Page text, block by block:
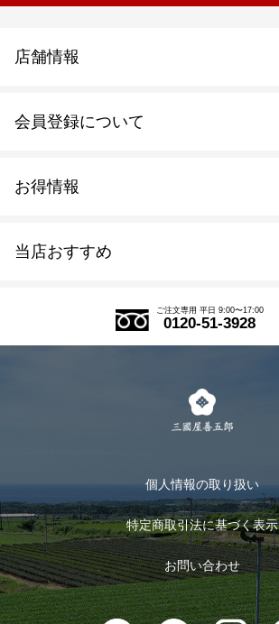
当店おすすめ
式部の香りシリーズ
お茶のギフト
おすすめのお茶
お茶に合うスイーツ
お得情報
会員登録について
会員規約について
ログイン
ログアウト
店舗情報
ご注文専用 平日 9:00〜17:00
0120-51-3928
個人情報の取り扱い
特定商取引法に基づく表示
お問い合わせ